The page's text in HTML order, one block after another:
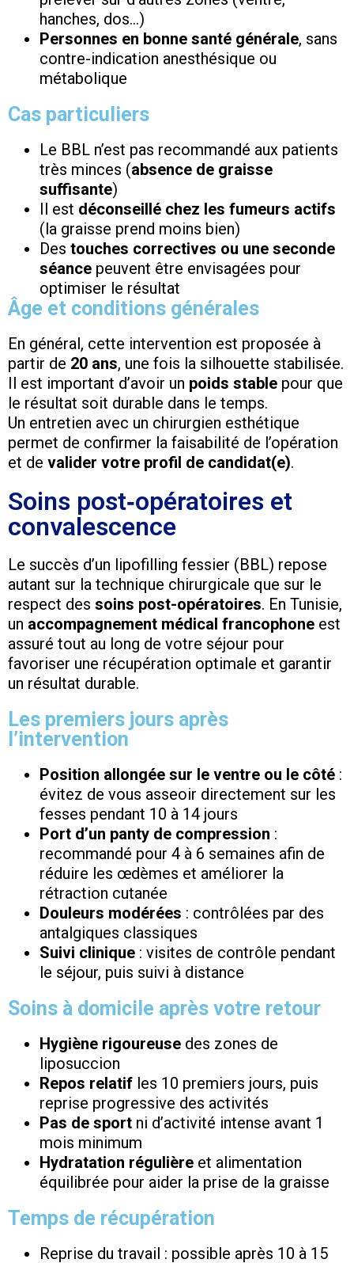
hanches, dos…)
Personnes en bonne santé générale, sans
contre-indication anesthésique ou
métabolique
Cas particuliers
Le BBL n’est pas recommandé aux patients
très minces (absence de graisse
suffisante)
Il est déconseillé chez les fumeurs actifs
(la graisse prend moins bien)
Des touches correctives ou une seconde
séance peuvent être envisagées pour
optimiser le résultat
Âge et conditions générales
En général, cette intervention est proposée à
partir de 20 ans, une fois la silhouette stabilisée.
Il est important d’avoir un poids stable pour que
le résultat soit durable dans le temps.
Un entretien avec un chirurgien esthétique
permet de confirmer la faisabilité de l’opération
et de valider votre profil de candidat(e).
Soins post‑opératoires et
convalescence
Le succès d’un lipofilling fessier (BBL) repose
autant sur la technique chirurgicale que sur le
respect des soins post-opératoires. En Tunisie,
un accompagnement médical francophone est
assuré tout au long de votre séjour pour
favoriser une récupération optimale et garantir
un résultat durable.
Les premiers jours après
l’intervention
Position allongée sur le ventre ou le côté :
évitez de vous asseoir directement sur les
fesses pendant 10 à 14 jours
Port d’un panty de compression :
recommandé pour 4 à 6 semaines afin de
réduire les œdèmes et améliorer la
rétraction cutanée
Douleurs modérées : contrôlées par des
antalgiques classiques
Suivi clinique : visites de contrôle pendant
le séjour, puis suivi à distance
Soins à domicile après votre retour
Hygiène rigoureuse des zones de
liposuccion
Repos relatif les 10 premiers jours, puis
reprise progressive des activités
Pas de sport ni d’activité intense avant 1
mois minimum
Hydratation régulière et alimentation
équilibrée pour aider la prise de la graisse
Temps de récupération
Reprise du travail : possible après 10 à 15